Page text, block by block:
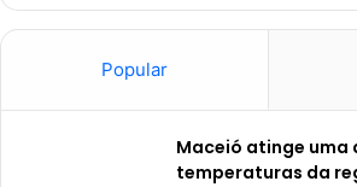
Popular
Maceió atinge uma
temperaturas da